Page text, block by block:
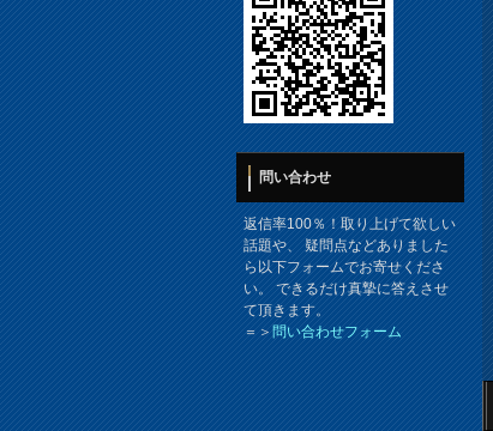
問い合わせ
返信率100％！取り上げて欲しい
話題や、 疑問点などありました
ら以下フォームでお寄せくださ
い。 できるだけ真摯に答えさせ
て頂きます。
＝＞問い合わせフォーム